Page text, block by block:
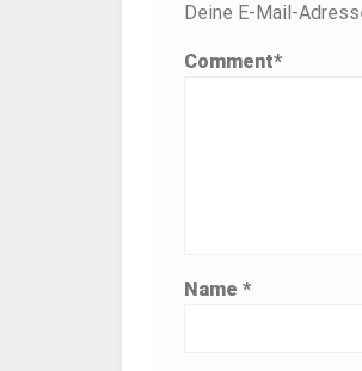
Deine E-Mail-
Comment*
Name *